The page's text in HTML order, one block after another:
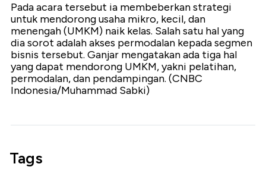
Pada acara tersebut ia membeberkan strategi
untuk mendorong usaha mikro, kecil, dan
menengah (UMKM) naik kelas. Salah satu hal yang
dia sorot adalah akses permodalan kepada segmen
bisnis tersebut. Ganjar mengatakan ada tiga hal
yang dapat mendorong UMKM, yakni pelatihan,
permodalan, dan pendampingan. (CNBC
Indonesia/Muhammad Sabki)
Tags